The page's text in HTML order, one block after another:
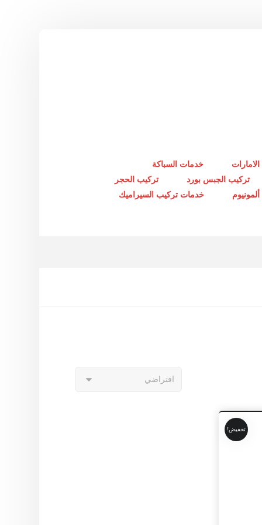
خدمات السباكة
تركيب الجبس بورد
تركيب الحجر
خدمات تركيب السيراميك
تخفيض!